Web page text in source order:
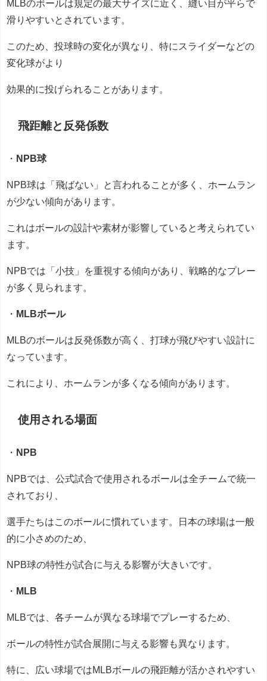
MLBのボールは規定の最大サイズに近く、縫い目が平らで
滑りやすいとされています。
このため、投球時の変化が異なり、特にスライダーなどの
変化球がより
効果的に投げられることがあります。
飛距離と反発係数
・ NPB球
NPB球は「飛ばない」と言われることが多く、ホームラン
が少ない傾向があります。
これはボールの設計や素材が影響していると考えられてい
ます。
NPBでは「小技」を重視する傾向があり、戦略的なプレー
が多く見られます。
・ MLBボール
MLBのボールは反発係数が高く、打球が飛びやすい設計に
なっています。
これにより、ホームランが多くなる傾向があります。
使用される場面
・ NPB
NPBでは、公式試合で使用されるボールは全チームで統一
されており、
選手たちはこのボールに慣れています。日本の球場は一般
的に小さめのため、
NPB球の特性が試合に与える影響が大きいです。
・ MLB
MLBでは、各チームが異なる球場でプレーするため、
ボールの特性が試合展開に与える影響も異なります。
特に、広い球場ではMLBボールの飛距離が活かされやすい